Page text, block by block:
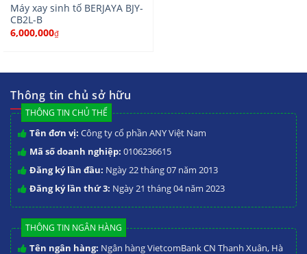
Máy xay sinh tố BERJAYA BJY-
CB2L-B
6,000,000₫
Thông tin chủ sở hữu
THÔNG TIN CHỦ THỂ
Tên đơn vị: Công ty cổ phần ANY Việt Nam
Mã số doanh nghiệp: 0106236615
Đăng ký lần đầu: Ngày 22 tháng 07 năm 2013
Đăng ký lần thứ 3: Ngày 21 tháng 04 năm 2023
THÔNG TIN NGÂN HÀNG
Tên ngân hàng: Ngân hàng VietcomBank CN Thanh Xuân, Hà